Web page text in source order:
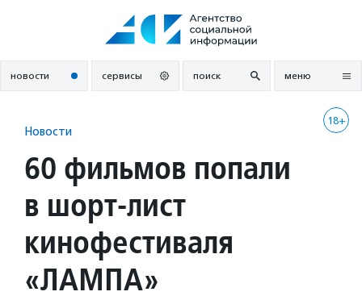
новости сервисы поиск меню
18+
Новости
60 фильмов попали
в шорт-лист
кинофестиваля
«ЛАМПА»